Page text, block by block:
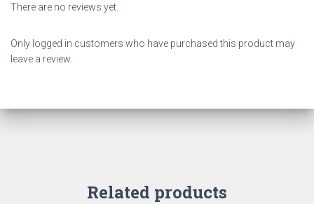
There are no reviews yet.
Only logged in customers who have purchased this product may
leave a review.
Related products